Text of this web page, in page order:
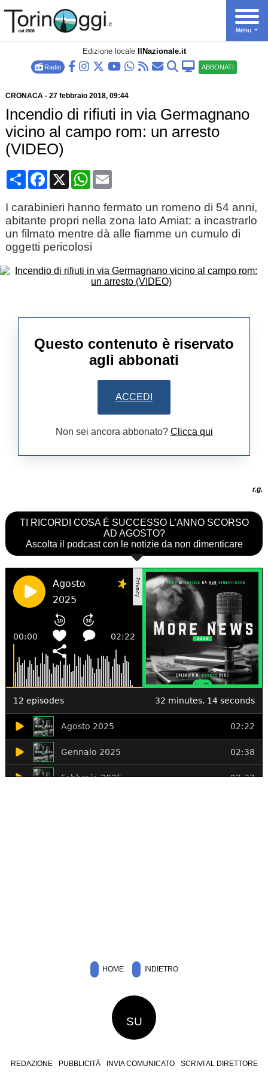
Edizione locale IlNazionale.it
Radio ABBONATI
CRONACA- 27 febbraio 2018, 09:44
Incendio di rifiuti in via Germagnano
vicino al campo rom: un arresto
(VIDEO)
CondividiFacebook
X WhatsApp
Email
I carabinieri hanno fermato un romeno di 54 anni,
abitante propri nella zona lato Amiat: a incastrarlo
un filmato mentre dà alle fiamme un cumulo di
oggetti pericolosi
Questo contenuto è riservato
agli abbonati
ACCEDI
Non sei ancora abbonato? Clicca qui
r.g.
TI RICORDI COSA È SUCCESSO L’ANNO SCORSO
AD AGOSTO?
Ascolta il podcast con le notizie da non dimenticare
HOME INDIETRO
SU
REDAZIONE PUBBLICITÀ INVIA COMUNICATO
SCRIVI AL DIRETTORE